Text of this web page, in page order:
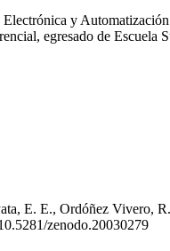
y
egresado de
E. E., Ordóñez Vivero,
zenodo.20030279